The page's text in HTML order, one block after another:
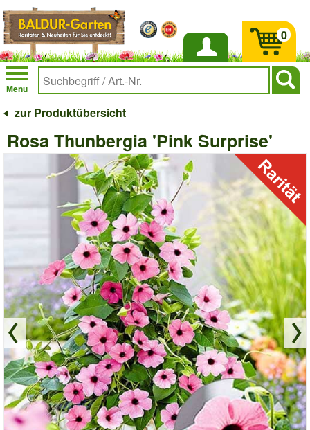
Anmelden
Menu
0
zur Produktübersicht
Rosa Thunbergia 'Pink Surprise'